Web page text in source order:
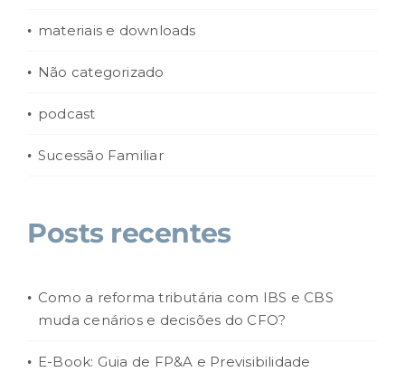
materiais e downloads
Não categorizado
podcast
Sucessão Familiar
Posts recentes
Como a reforma tributária com IBS e CBS
muda cenários e decisões do CFO?
E-Book: Guia de FP&A e Previsibilidade